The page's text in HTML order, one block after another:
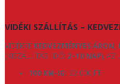
VIDÉKI SZÁLLÍTÁS –
VIDÉKRE KEDVEZMÉNYES ÁRON,
(KISZÁLLÍTÁSI IDŐ: 2–10 NAP), AZ
100 KM-IG: 32.000 FT